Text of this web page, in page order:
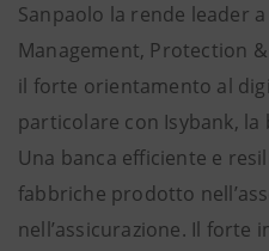
Sanpaolo la rende leader
Management, Protection
il forte orientamento al
particolare con Isybank,
Una banca efficiente e
fabbriche prodotto
nell’assicurazione. Il forte